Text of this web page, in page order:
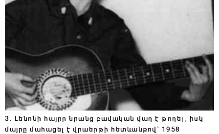
3. Լենոնի հայրը նրանց բավական վաղ է թողել, իսկ
մայրը մահացել է վրաերթի հետևանքով` 1958